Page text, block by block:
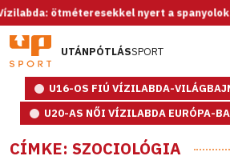
ötméteresekkel nyert a spanyolok
UTÁNPÓTLÁSSPORT
U16-OS FIÚ VÍZILABDA-
U20-AS NŐI VÍZILABDA EURÓPA-
CÍMKE: SZOCIOLÓGIA